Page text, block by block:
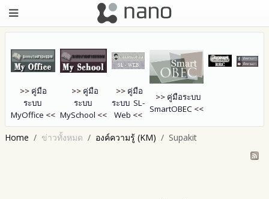
>> คู่มือ
ระบบ
MyOffice <<
>> คู่มือ
ระบบ
MySchool <<
>> คู่มือ
ระบบ SL-
Web <<
>> คู่มือระบบ
SmartOBEC <<
Home ข่าวทั้งหมด องค์ความรู้ (KM) Supakit